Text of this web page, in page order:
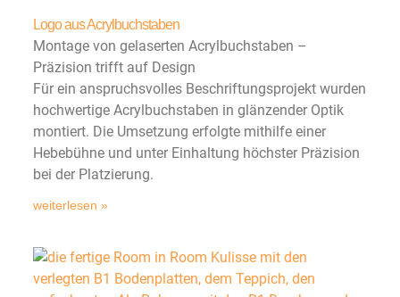
Logo aus Acrylbuchstaben
Montage von gelaserten Acrylbuchstaben –
Präzision trifft auf Design
Für ein anspruchsvolles Beschriftungsprojekt wurden
hochwertige Acrylbuchstaben in glänzender Optik
montiert. Die Umsetzung erfolgte mithilfe einer
Hebebühne und unter Einhaltung höchster Präzision
bei der Platzierung.
weiterlesen »